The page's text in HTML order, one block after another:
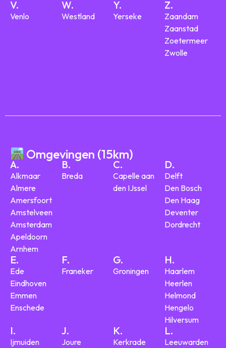
V.
Venlo
W.
Westland
Y.
Yerseke
Z.
Zaandam
Zaanstad
Zoetermeer
Zwolle
Omgevingen (15km)
A.
Alkmaar
Almere
Amersfoort
Amstelveen
Amsterdam
Apeldoorn
Arnhem
B.
Breda
C.
Capelle aan
den IJssel
D.
Delft
Den Bosch
Den Haag
Deventer
Dordrecht
E.
Ede
Eindhoven
Emmen
Enschede
F.
Franeker
G.
Groningen
H.
Haarlem
Heerlen
Helmond
Hengelo
Hilversum
I.
Ijmuiden
J.
Joure
K.
Kerkrade
L.
Leeuwarden